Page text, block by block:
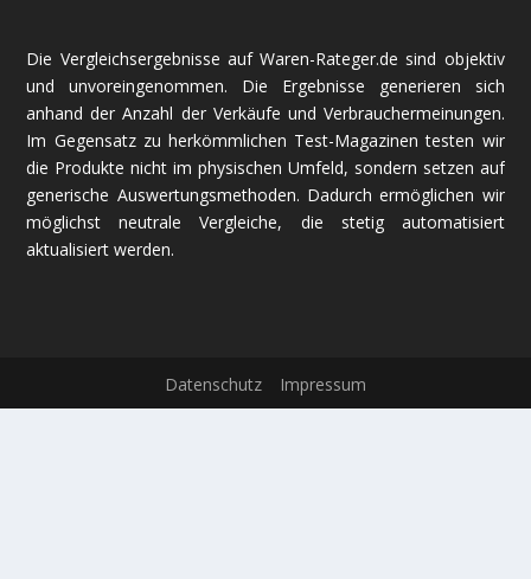
Die Vergleichsergebnisse auf Waren-Rateger.de sind objektiv
und unvoreingenommen. Die Ergebnisse generieren sich
anhand der Anzahl der Verkäufe und Verbrauchermeinungen.
Im Gegensatz zu herkömmlichen Test-Magazinen testen wir
die Produkte nicht im physischen Umfeld, sondern setzen auf
generische Auswertungsmethoden. Dadurch ermöglichen wir
möglichst neutrale Vergleiche, die stetig automatisiert
aktualisiert werden.
Datenschutz Impressum